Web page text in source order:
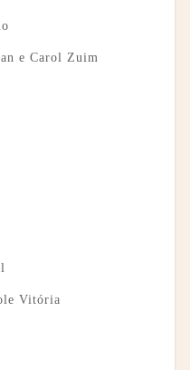
e Carol Zuim
Vitória